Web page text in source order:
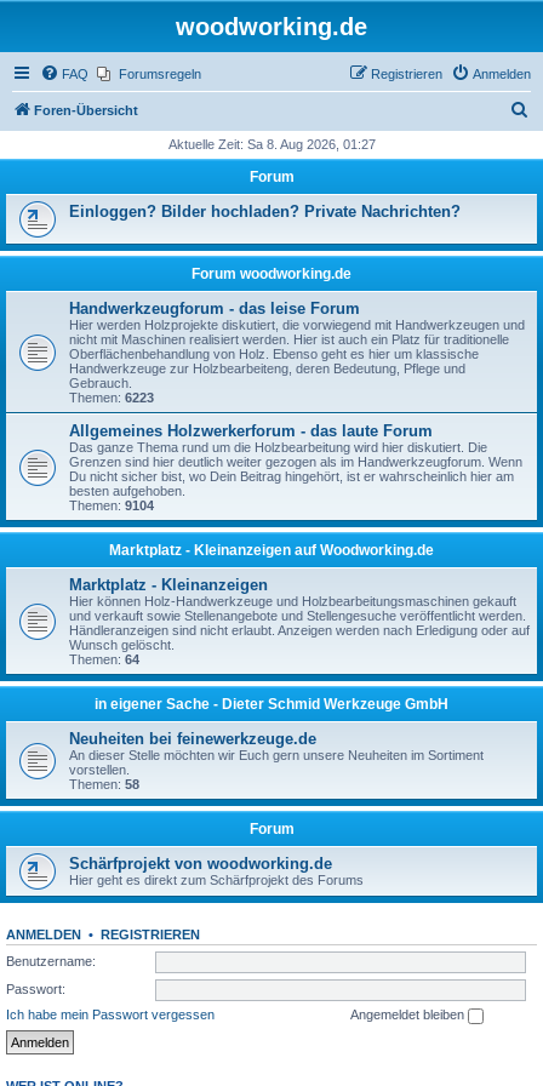
woodworking.de
FAQ Forumsregeln Anmelden
Registrieren
Foren-Übersicht
h
Aktuelle Zeit: Sa 8. Aug 2026, 01:27
Forum
Einloggen? Bilder hochladen? Private Nachrichten?
Forum woodworking.de
Handwerkzeugforum - das leise Forum
Hier werden Holzprojekte diskutiert, die vorwiegend mit Handwerkzeugen und
nicht mit Maschinen realisiert werden. Hier ist auch ein Platz für traditionelle
Oberflächenbehandlung von Holz. Ebenso geht es hier um klassische
Handwerkzeuge zur Holzbearbeiteng, deren Bedeutung, Pflege und
Gebrauch.
Themen: 6223
Allgemeines Holzwerkerforum - das laute Forum
Das ganze Thema rund um die Holzbearbeitung wird hier diskutiert. Die
Grenzen sind hier deutlich weiter gezogen als im Handwerkzeugforum. Wenn
Du nicht sicher bist, wo Dein Beitrag hingehört, ist er wahrscheinlich hier am
besten aufgehoben.
Themen: 9104
Marktplatz - Kleinanzeigen auf Woodworking.de
Marktplatz - Kleinanzeigen
Hier können Holz-Handwerkzeuge und Holzbearbeitungsmaschinen gekauft
und verkauft sowie Stellenangebote und Stellengesuche veröffentlicht werden.
Händleranzeigen sind nicht erlaubt. Anzeigen werden nach Erledigung oder auf
Wunsch gelöscht.
Themen: 64
in eigener Sache - Dieter Schmid Werkzeuge GmbH
Neuheiten bei feinewerkzeuge.de
An dieser Stelle möchten wir Euch gern unsere Neuheiten im Sortiment
vorstellen.
Themen: 58
Forum
Schärfprojekt von woodworking.de
Hier geht es direkt zum Schärfprojekt des Forums
ANMELDEN • REGISTRIEREN
Benutzername:
Passwort:
Ich habe mein Passwort vergessen
Angemeldet bleiben